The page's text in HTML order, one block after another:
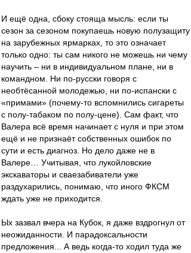
И ещё одна, сбоку стояща мысль: если ты
сезон за сезоном покупаешь новую полузащиту
на зарубежных ярмарках, то это означает
только одно: ты сам никого не можешь ни чему
научить – ни в индивидуальном плане, ни в
командном. Ни по-русски говоря с
необтёсанной молодежью, ни по-испански с
«примами» (почему-то вспомнились сигареты
с полу-табаком по полу-цене). Сам факт, что
Валера всё время начинает с нуля и при этом
ещё и не признаёт собственных ошибок по
сути и есть диагноз. Но дело даже не в
Валере… Учитывая, что лукойловские
экскаваторы и сваезабиватели уже
раздухарились, понимаю, что иного ФКСМ
ждать уже не приходится.
Ых зазвал вчера на Кубок, я даже вздрогнул от
неожиданности. И парадоксальности
предложения... А ведь когда-то ходил туда же